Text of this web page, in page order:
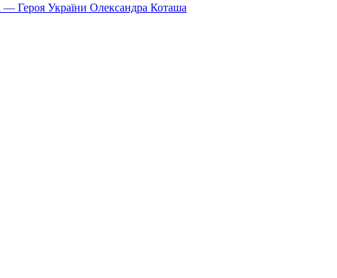
— Героя України Олександра Коташа